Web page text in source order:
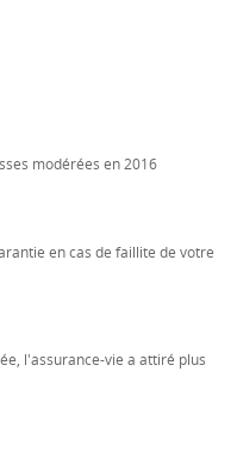
modérées en 2016
en cas de faillite de votre
l'assurance-vie a attiré plus